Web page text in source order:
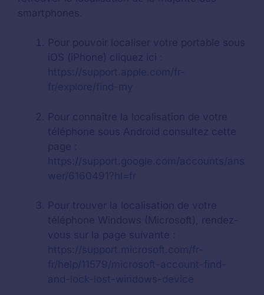
smartphones.
Pour pouvoir localiser votre portable sous
iOS (iPhone) cliquez ici :
https://support.apple.com/fr-
fr/explore/find-my
Pour connaître la localisation de votre
téléphone sous Android consultez cette
page :
https://support.google.com/accounts/ans
wer/6160491?hl=fr
Pour trouver la localisation de votre
téléphone Windows (Microsoft), rendez-
vous sur la page suivante :
https://support.microsoft.com/fr-
fr/help/11579/microsoft-account-find-
and-lock-lost-windows-device